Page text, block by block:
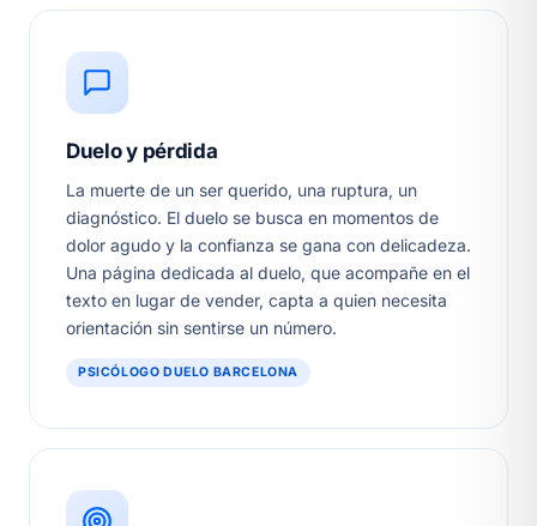
Duelo y pérdida
La muerte de un ser querido, una ruptura, un
diagnóstico. El duelo se busca en momentos de
dolor agudo y la confianza se gana con delicadeza.
Una página dedicada al duelo, que acompañe en el
texto en lugar de vender, capta a quien necesita
orientación sin sentirse un número.
PSICÓLOGO DUELO BARCELONA